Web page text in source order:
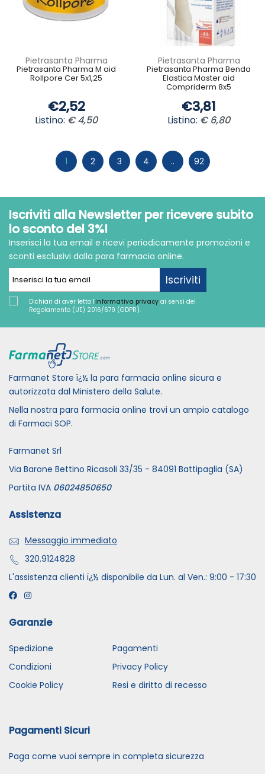
Pietrasanta Pharma
Pietrasanta Pharma M aid
Rollpore Cer 5x1,25
€2,52
Listino: € 4,50
Pietrasanta Pharma
Pietrasanta Pharma Benda
Elastica Master aid
Compriderm 8x5
€3,81
Listino: € 6,80
1 2 3 4 .. 92
Iscriviti alla Newsletter per ricevere subito
lo sconto del 3%!
Inserisci la tua email e ricevi periodicamente promozioni e
sconti esclusivi dalla para farmacia online.
Iscriviti
Dichiari di aver letto l'informativa privacy ai sensi del
Regolamento (UE) 2016/679 (GDPR).
Farmanet Store ï¿½ la para farmacia online sicura e
autorizzata dal Ministero della Salute.
Nella nostra para farmacia online trovi un ampio catalogo
di Farmaci SOP.
Farmanet Srl
Via Barone Bettino Ricasoli 33/35 - 84091 Battipaglia (SA)
Partita IVA 06024850650
Assistenza
Messaggio immediato
320.9124828
L'assistenza clienti ï¿½ disponibile da Lun. al Ven.: 9:00 - 17:30
Garanzie
Spedizione
Pagamenti
Condizioni
Privacy Policy
Cookie Policy
Resi e diritto di recesso
Pagamenti Sicuri
Paga come vuoi sempre in completa sicurezza